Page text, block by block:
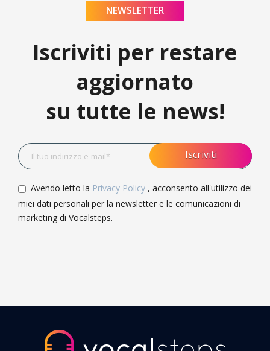
NEWSLETTER
Iscriviti per restare
aggiornato
su tutte le news!
Avendo letto la Privacy Policy , acconsento all'utilizzo dei
miei dati personali per la newsletter e le comunicazioni di
marketing di Vocalsteps.